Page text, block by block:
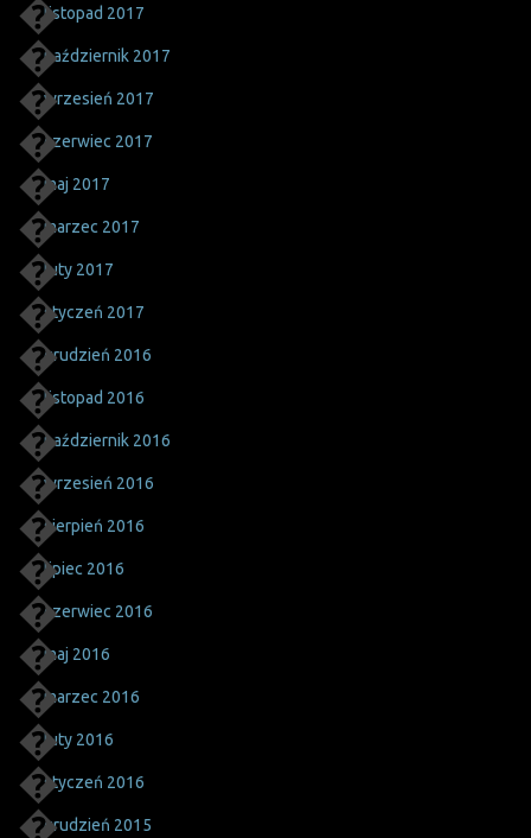
listopad 2017
październik 2017
wrzesień 2017
czerwiec 2017
maj 2017
marzec 2017
luty 2017
styczeń 2017
grudzień 2016
listopad 2016
październik 2016
wrzesień 2016
sierpień 2016
lipiec 2016
czerwiec 2016
maj 2016
marzec 2016
luty 2016
styczeń 2016
grudzień 2015